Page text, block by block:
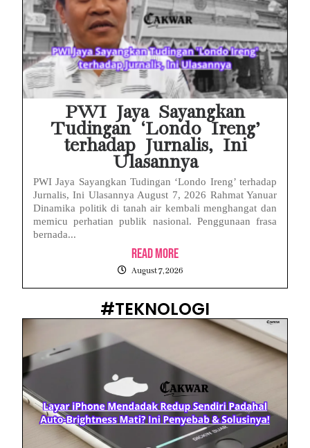
PWI Jaya Sayangkan
Tudingan ‘Londo Ireng’
terhadap Jurnalis, Ini
Ulasannya
PWI Jaya Sayangkan Tudingan ‘Londo Ireng’ terhadap
Jurnalis, Ini Ulasannya August 7, 2026 Rahmat Yanuar
Dinamika politik di tanah air kembali menghangat dan
memicu perhatian publik nasional. Penggunaan frasa
bernada...
Read More
August 7, 2026
#TEKNOLOGI